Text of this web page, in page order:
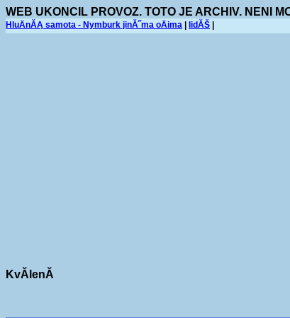
WEB UKONCIL PROVOZ. TOTO JE ARCHIV. NENI
HluÄnĂĄ samota - Nymburk jinĂ˝ma oÄima lidĂŠ
KvĂ­lenĂ­